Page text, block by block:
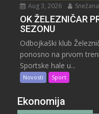
Aug 3, 2026
OK ŽELEZNIČAR
SEZONU
Odbojkaški klub
ponosno na prvom
Sportske hale u...
Novosti Sport
Ekonomija